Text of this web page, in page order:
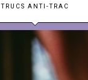
TRUCS ANTI-TRAC